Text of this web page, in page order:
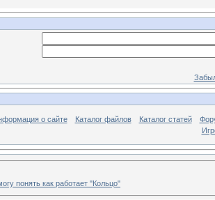
о сайте Каталог файлов Каталог статей
понять как работает "Кольцо"